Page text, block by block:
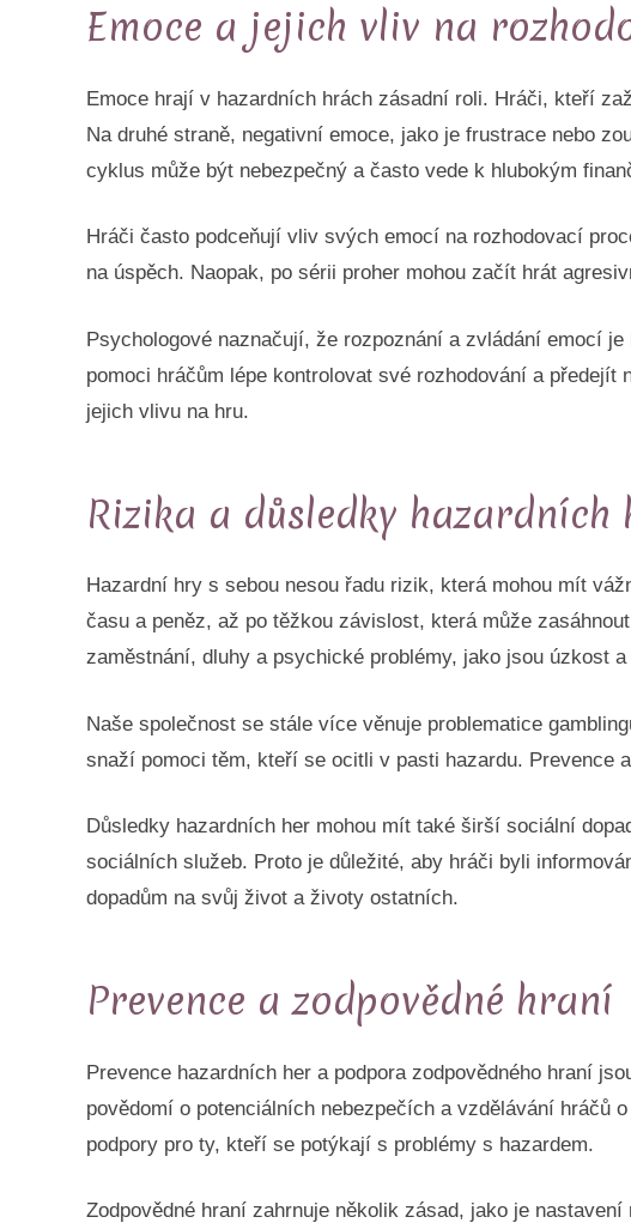
Emoce a jejich vliv na
Emoce hrají v hazardních hrách zásadní roli. Hráči, kteří
Na druhé straně, negativní emoce, jako je frustrace nebo
cyklus může být nebezpečný a často vede k hlubokým
Hráči často podceňují vliv svých emocí na rozhodovací
na úspěch. Naopak, po sérii proher mohou začít hrát
Psychologové naznačují, že rozpoznání a zvládání emocí
pomoci hráčům lépe kontrolovat své rozhodování a
jejich vlivu na hru.
Rizika a důsledky hazardních
Hazardní hry s sebou nesou řadu rizik, která mohou mít
času a peněz, až po těžkou závislost, která může
zaměstnání, dluhy a psychické problémy, jako jsou úzkost a
Naše společnost se stále více věnuje problematice
snaží pomoci těm, kteří se ocitli v pasti hazardu.
Důsledky hazardních her mohou mít také širší sociální
sociálních služeb. Proto je důležité, aby hráči byli
dopadům na svůj život a životy ostatních.
Prevence a zodpovědné hraní
Prevence hazardních her a podpora zodpovědného hraní
povědomí o potenciálních nebezpečích a vzdělávání hráčů
podpory pro ty, kteří se potýkají s problémy s hazardem.
Zodpovědné hraní zahrnuje několik zásad, jako je